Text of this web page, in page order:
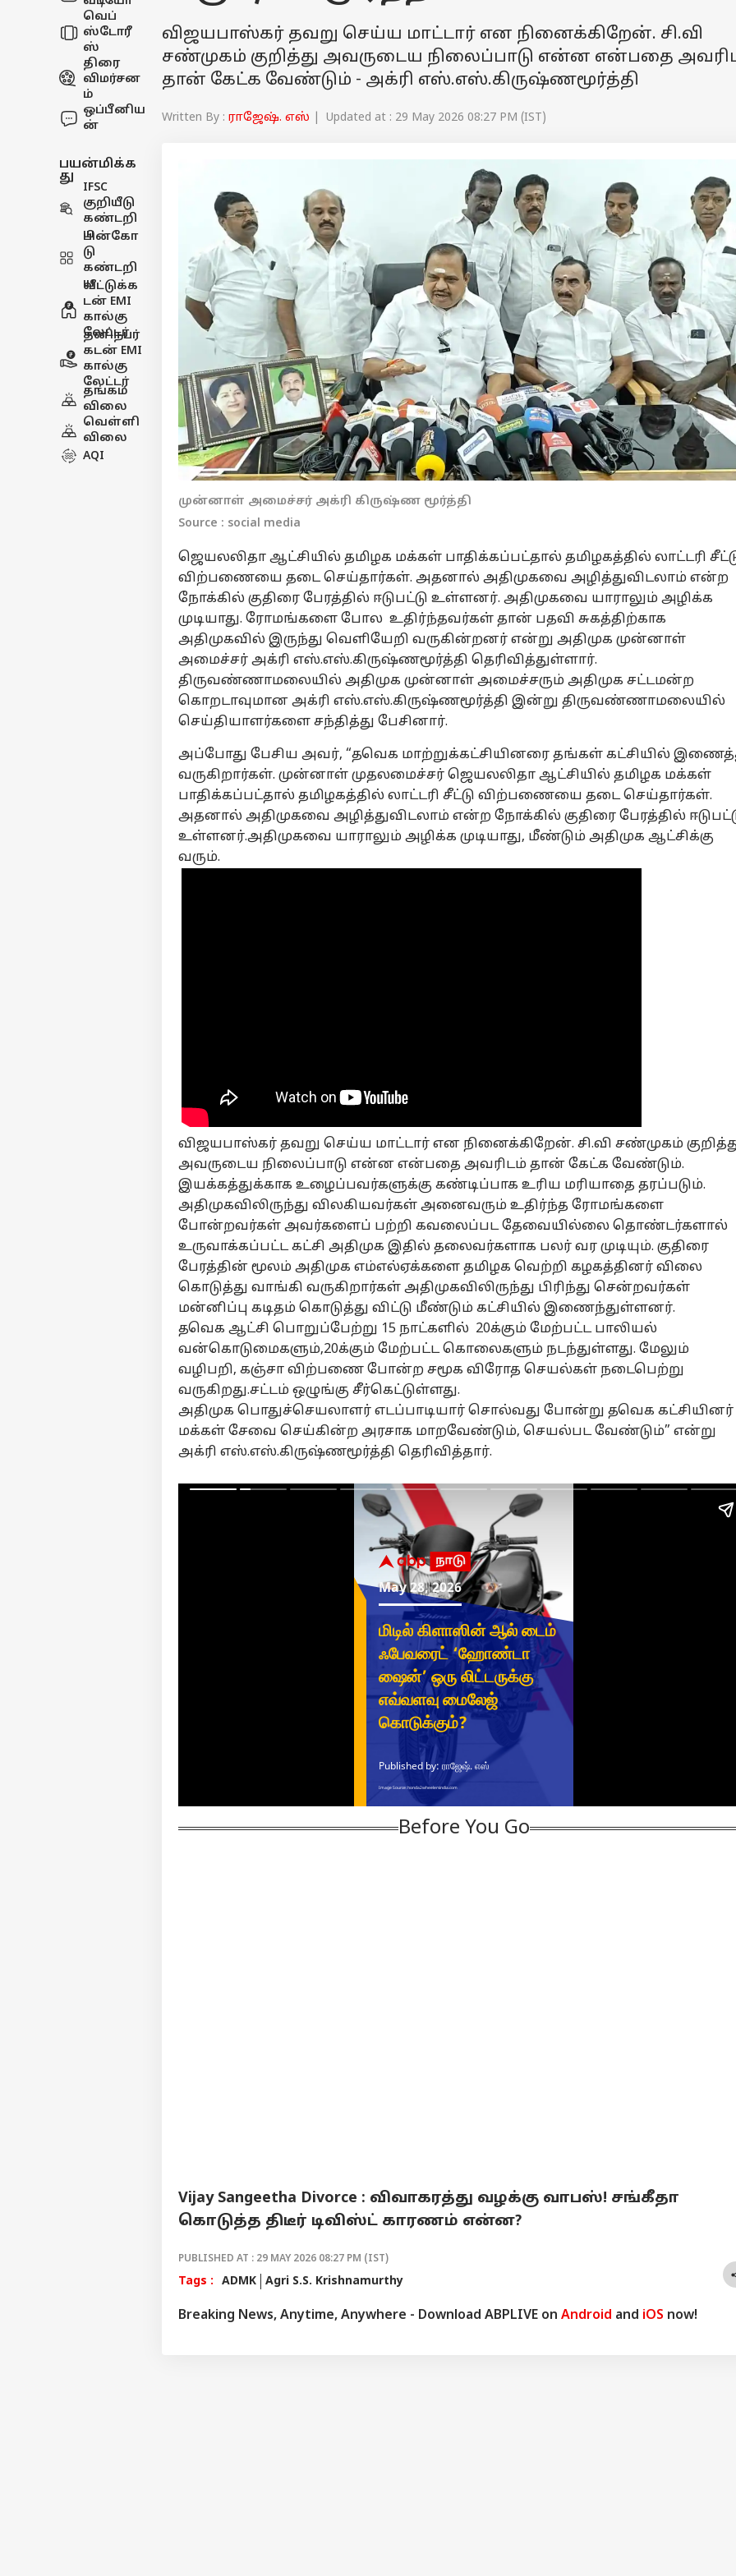
வெப்
ஸ்டோரீ
ஸ்
திரை
விமர்சன
ம்
ஒப்பீனிய
ன்
பயன்மிக்க
து
IFSC
குறியீடு
கண்டறி
ய
பின்கோ
டு
கண்டறி
ய
வீட்டுக்க
டன் EMI
கால்கு
லேட்டர்
தனிநபர்
கடன் EMI
கால்கு
லேட்டர்
தங்கம்
விலை
வெள்ளி
விலை
AQI
விஜயபாஸ்கர் தவறு செய்ய மாட்டார் என நினைக்கிறேன். சி.வி
சண்முகம் குறித்து அவருடைய நிலைப்பாடு என்ன என்பதை
தான் கேட்க வேண்டும் - அக்ரி எஸ்.எஸ்.கிருஷ்ணமூர்த்தி
Written By : ராஜேஷ். எஸ் | Updated at : 29 May 2026 08:27 PM (IST)
முன்னாள் அமைச்சர் அக்ரி கிருஷ்ண மூர்த்தி
Source : social media
ஜெயலலிதா ஆட்சியில் தமிழக மக்கள் பாதிக்கப்பட்தால் தமிழகத்தில் லாட்டரி
விற்பணையை தடை செய்தார்கள். அதனால் அதிமுகவை அழித்துவிடலாம் என்ற
நோக்கில் குதிரை பேரத்தில் ஈடுபட்டு உள்ளனர். அதிமுகவை யாராலும் அழிக்க
முடியாது. ரோமங்களை போல உதிர்ந்தவர்கள் தான் பதவி சுகத்திற்காக
அதிமுகவில் இருந்து வெளியேறி வருகின்றனர் என்று அதிமுக முன்னாள்
அமைச்சர் அக்ரி எஸ்.எஸ்.கிருஷ்ணமூர்த்தி தெரிவித்துள்ளார்.
திருவண்ணாமலையில் அதிமுக முன்னாள் அமைச்சரும் அதிமுக சட்டமன்ற
கொறடாவுமான அக்ரி எஸ்.எஸ்.கிருஷ்ணமூர்த்தி இன்று திருவண்ணாமலையில்
செய்தியாளர்களை சந்தித்து பேசினார்.
அப்போது பேசிய அவர், “தவெக மாற்றுக்கட்சியினரை தங்கள் கட்சியில்
வருகிறார்கள். முன்னாள் முதலமைச்சர் ஜெயலலிதா ஆட்சியில் தமிழக மக்கள்
பாதிக்கப்பட்தால் தமிழகத்தில் லாட்டரி சீட்டு விற்பணையை தடை செய்தார்கள்.
அதனால் அதிமுகவை அழித்துவிடலாம் என்ற நோக்கில் குதிரை பேரத்தில்
உள்ளனர்.அதிமுகவை யாராலும் அழிக்க முடியாது, மீண்டும் அதிமுக ஆட்சிக்கு
வரும்.
விஜயபாஸ்கர் தவறு செய்ய மாட்டார் என நினைக்கிறேன். சி.வி சண்முகம்
அவருடைய நிலைப்பாடு என்ன என்பதை அவரிடம் தான் கேட்க வேண்டும்.
இயக்கத்துக்காக உழைப்பவர்களுக்கு கண்டிப்பாக உரிய மரியாதை தரப்படும்.
அதிமுகவிலிருந்து விலகியவர்கள் அனைவரும் உதிர்ந்த ரோமங்களை
போன்றவர்கள் அவர்களைப் பற்றி கவலைப்பட தேவையில்லை தொண்டர்களால்
உருவாக்கப்பட்ட கட்சி அதிமுக இதில் தலைவர்களாக பலர் வர முடியும். குதிரை
பேரத்தின் மூலம் அதிமுக எம்எல்ஏக்களை தமிழக வெற்றி கழகத்தினர் விலை
கொடுத்து வாங்கி வருகிறார்கள் அதிமுகவிலிருந்து பிரிந்து சென்றவர்கள்
மன்னிப்பு கடிதம் கொடுத்து விட்டு மீண்டும் கட்சியில் இணைந்துள்ளனர்.
தவெக ஆட்சி பொறுப்பேற்று 15 நாட்களில் 20க்கும் மேற்பட்ட பாலியல்
வன்கொடுமைகளும்,20க்கும் மேற்பட்ட கொலைகளும் நடந்துள்ளது. மேலும்
வழிபறி, கஞ்சா விற்பணை போன்ற சமூக விரோத செயல்கள் நடைபெற்று
வருகிறது.சட்டம் ஒழுங்கு சீர்கெட்டுள்ளது.
அதிமுக பொதுச்செயலாளர் எடப்பாடியார் சொல்வது போன்று தவெக கட்சியினர்
மக்கள் சேவை செய்கின்ற அரசாக மாறவேண்டும், செயல்பட வேண்டும்” என்று
அக்ரி எஸ்.எஸ்.கிருஷ்ணமூர்த்தி தெரிவித்தார்.
Before You Go
Vijay Sangeetha Divorce : விவாகரத்து வழக்கு வாபஸ்! சங்கீதா
கொடுத்த திடீர் டிவிஸ்ட் காரணம் என்ன?
PUBLISHED AT : 29 MAY 2026 08:27 PM (IST)
Tags : ADMK Agri S.S. Krishnamurthy
Breaking News, Anytime, Anywhere - Download ABPLIVE on Android and iOS now!
Hello Guest
எங்களிடம்
விளம்பரம் செய்ய
சுயவிவரம்
வேலைவாய்ப்புகள்
தொடர்புகொள்ள
கருத்துக்கேட்பு
தனியுரிமை
கொள்கை
பர்சனல் கார்னர்
முக்கிய கட்டுரைகள் டாப் ரீல்ஸ்
அரசியல்
CM விஜய் விடுத்த
அழைப்பு.!
நிராகரித்த திமுக,
அதிமுக,தேமுதிக.!
அப்போ யார் தான்
கலந்துக்குவாங்க.?
க்ரைம்
Madurai ; 60 கோடி
மீனாட்சி கோயில்
சொத்து மோசடி:
கும்பல் வலையில்
மேலும் ஒருவர்!
தமிழ்நாடு
CM Vijay: 9
அமைச்சர்கள்தான்
தேறுவாங்க..
ரிப்போர்ட்டால்
கடுப்பில்
முதலமைச்சர்
பொழுதுபோக்கு
நாடகம்..நடிகர்
மோகன் சர்மா
குறித்து குட்டி
பத்மினி
போட்டுடைத்த
உண்மைகள்
அரசியல்
எழுதியதை தவிர
வேற என்ன
செய்திருக்கிறார்.?
சிஎம் விஜய்யை
கேள்விகளால்
வெளுத்தெடுத்த
டிடிவி
தமிழ்நாடு
2.45 லட்சம் ரூபாய்
கு